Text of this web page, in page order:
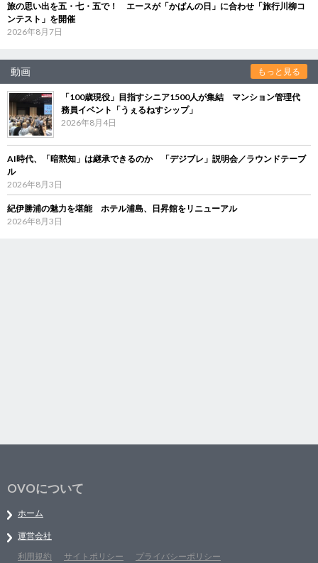
旅の思い出を五・七・五で！ エースが「かばんの日」に合わせ「旅行川柳コ
ンテスト」を開催
2026年8月7日
動画 もっと見る
「100歳現役」目指すシニア1500人が集結 マンション管理代
務員イベント「うぇるねすシップ」
2026年8月4日
AI時代、「暗黙知」は継承できるのか 「デジブレ」説明会／ラウンドテーブ
ル
2026年8月3日
紀伊勝浦の魅力を堪能 ホテル浦島、日昇館をリニューアル
2026年8月3日
OVOについて
ホーム
運営会社
利用規約
サイトポリシー プライバシーポリシー